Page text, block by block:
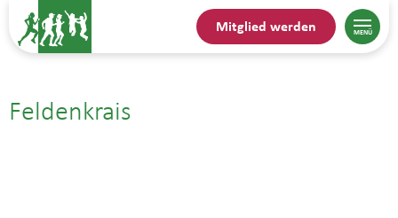
Mitglied werden
Feldenkrais